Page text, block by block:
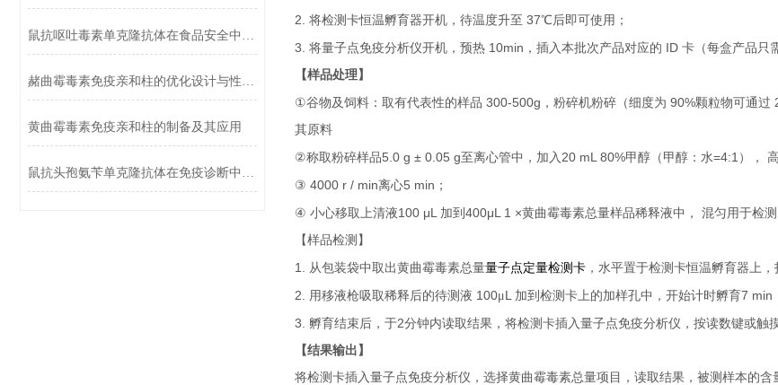
2. 将检测卡恒温孵育器开机，待温度升至 37℃后即可使用；
3. 将量子点免疫分析仪开机，预热10min ，插入本批次产品对应的 ID 卡（每盒产品只
【样品处理】
①谷物及饲料：取有代表性的样品 300-500g ，粉碎机粉碎（细度为 90%颗粒物可通过
其原料
②称取粉碎样品5.0 g ± 0.05 g至离心管中，加入 20 mL 80%甲醇（甲醇：水=4:1 ），
③ 4000 r / min离心5 min ；
④ 小心移取上清液100 μL 加到 400μL 1 ×黄曲霉毒素总量样品稀释液中，
混匀用于检测
【样品检测】
1. 从包装袋中取出黄曲霉毒素总量量子点定量检测卡，水平置于检测卡恒温孵育器上，
2. 用移液枪吸取稀释后的待测液 100μL 加到检测卡上的加样孔中，开始计时孵育7 min
3. 孵育结束后，于2分钟内读取结果，将检测卡插入量子点免疫分析仪，按读数键或触
【结果输出】
将检测卡插入量子点免疫分析仪，选择黄曲霉毒素总量项目，读取结果，被测样本的含
鼠抗呕吐毒素单克隆抗体在食品安全中的应用
赭曲霉毒素免疫亲和柱的优化设计与性能提升
黄曲霉毒素免疫亲和柱的制备及其应用
鼠抗头孢氨苄单克隆抗体在免疫诊断中的应用